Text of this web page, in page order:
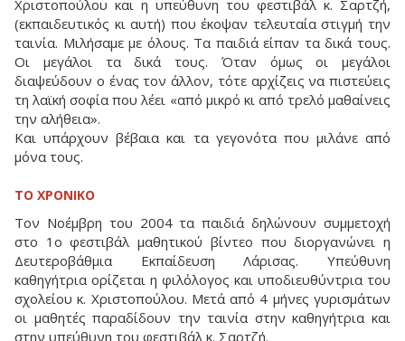
Χριστοπούλου και η υπεύθυνη του φεστιβάλ κ. Σαρτζή,
(εκπαιδευτικός κι αυτή) που έκοψαν τελευταία στιγμή την
ταινία. Μιλήσαμε με όλους. Τα παιδιά είπαν τα δικά τους.
Οι μεγάλοι τα δικά τους. Όταν όμως οι μεγάλοι
διαψεύδουν ο ένας τον άλλον, τότε αρχίζεις να πιστεύεις
τη λαϊκή σοφία που λέει «από μικρό κι από τρελό μαθαίνεις
την αλήθεια».
Και υπάρχουν βέβαια και τα γεγονότα που μιλάνε από
μόνα τους.
ΤΟ ΧΡΟΝΙΚΟ
Τον Νοέμβρη του 2004 τα παιδιά δηλώνουν συμμετοχή
στο 1ο φεστιβάλ μαθητικού βίντεο που διοργανώνει η
Δευτεροβάθμια Εκπαίδευση Λάρισας. Υπεύθυνη
καθηγήτρια ορίζεται η φιλόλογος και υποδιευθύντρια του
σχολείου κ. Χριστοπούλου. Μετά από 4 μήνες γυρισμάτων
οι μαθητές παραδίδουν την ταινία στην καθηγήτρια και
στην υπεύθυνη του φεστιβάλ κ. Σαρτζή.